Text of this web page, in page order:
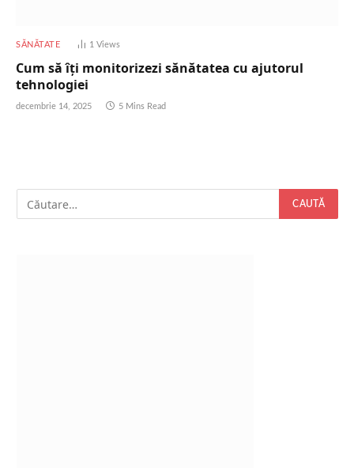
SĂNĂTATE 1Views
Cum să îți monitorizezi sănătatea cu ajutorul
tehnologiei
decembrie 14, 2025 5 Mins Read